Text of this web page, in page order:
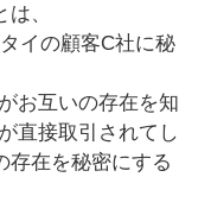
、
イの顧客C社に秘
お互いの存在を知
直接取引されてし
存在を秘密にする